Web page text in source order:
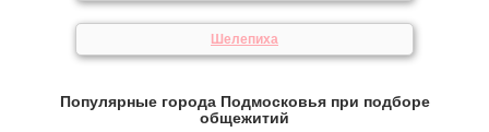
Шелепиха
Популярные города Подмосковья при подборе
общежитий